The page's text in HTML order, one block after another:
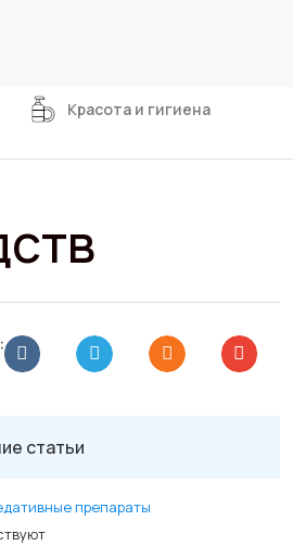
Красота и гигиена
статьи
препараты